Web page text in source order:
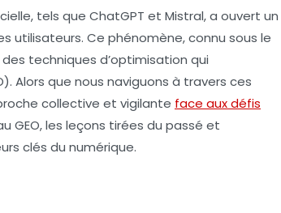
tels que ChatGPT et Mistral, a ouvert un
utilisateurs. Ce phénomène, connu sous le
des techniques d’optimisation qui
Alors que nous naviguons à travers ces
collective et vigilante face aux défis
GEO, les leçons tirées du passé et
clés du numérique.